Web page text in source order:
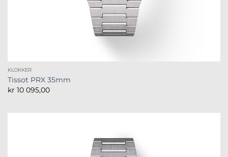
KLOKKER
Tissot PRX 35mm
kr 10 095,00